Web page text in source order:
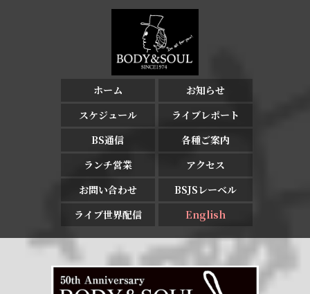
ホーム
お知らせ
スケジュール
ライブレポート
BS通信
各種ご案内
ランチ営業
アクセス
お問い合わせ
BSJSレーベル
ライブ世界配信
English